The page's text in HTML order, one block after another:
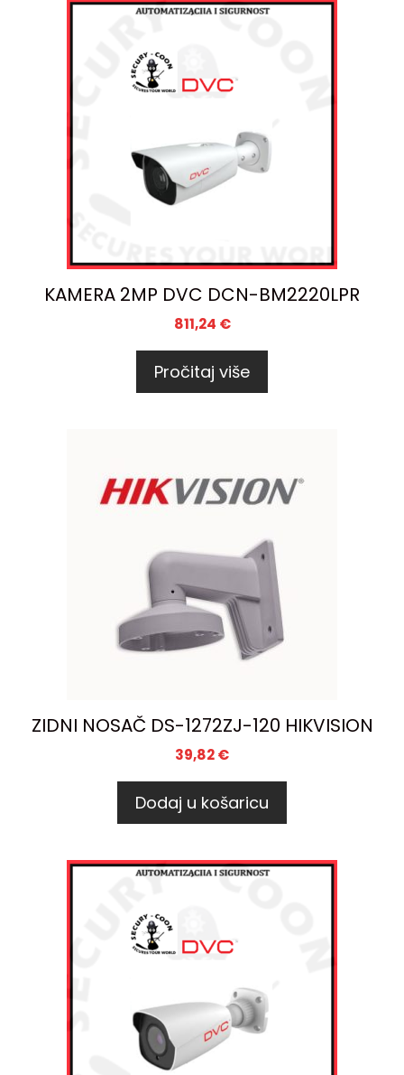
KAMERA 2MP DVC DCN-BM2220LPR
811,24 €
Pročitaj više
ZIDNI NOSAČ DS-1272ZJ-120 HIKVISION
39,82€
Dodaj u košaricu